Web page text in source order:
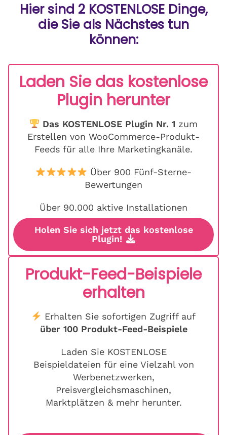
Hier sind 2 KOSTENLOSE Dinge,
die Sie als Nächstes tun
können:
Laden Sie das kostenlose
Plugin herunter
Das KOSTENLOSE Plugin Nr. 1 zum
Erstellen von WooCommerce-Produkt-
Feeds für alle Ihre Marketingkanäle.
Über 900 Fünf-Sterne-
Bewertungen
Über 90.000 aktive Installationen
Holen Sie sich jetzt das kostenlose
Plugin!
Produkt-Feed-Beispiele
erhalten
Erhalten Sie sofortigen Zugriff auf
über 100 Produkt-Feed-Beispiele
Laden Sie KOSTENLOSE
Beispieldateien für eine Vielzahl von
Werbenetzwerken,
Preisvergleichsmaschinen,
Marktplätzen & mehr herunter.